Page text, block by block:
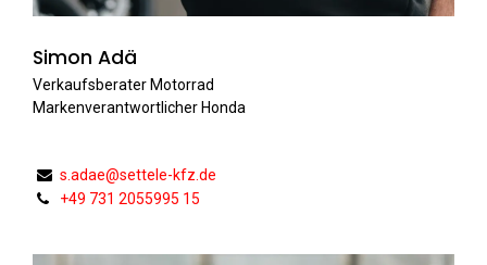
Simon Adä
Verkaufsberater Motorrad
Markenverantwortlicher Honda
s.adae@settele-kfz.de
+49 731 2055995 15